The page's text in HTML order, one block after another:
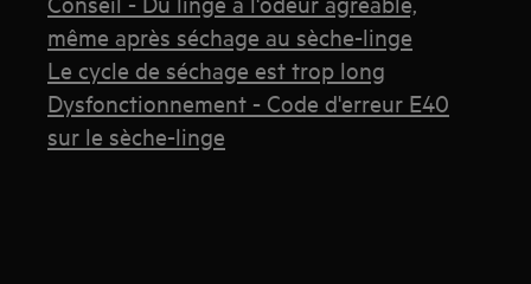
même après séchage au sèche-linge
Le cycle de séchage est trop long
Dysfonctionnement - Code d'erreur E40
sur le sèche-linge